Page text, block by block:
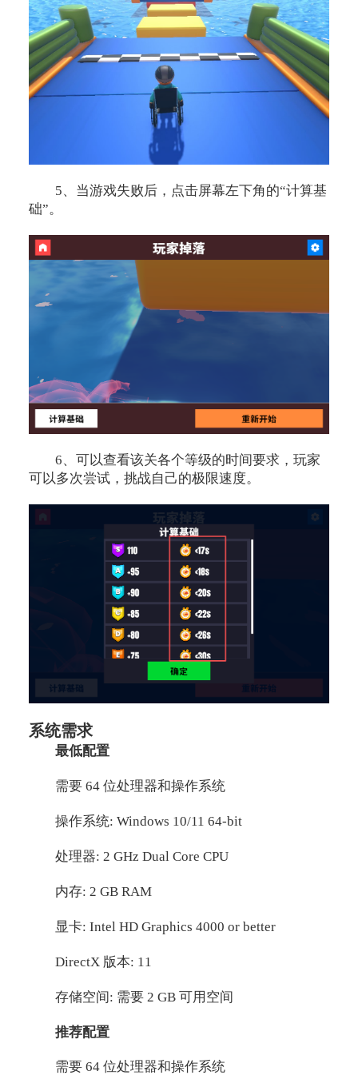
5、当游戏失败后，点击屏幕左下角的“计算基
础”。
6、可以查看该关各个等级的时间要求，玩家
可以多次尝试，挑战自己的极限速度。
系统需求
最低配置
需要 64 位处理器和操作系统
操作系统: Windows 10/11 64-bit
处理器: 2 GHz Dual Core CPU
内存: 2 GB RAM
显卡: Intel HD Graphics 4000 or better
DirectX 版本: 11
存储空间: 需要 2 GB 可用空间
推荐配置
需要 64 位处理器和操作系统